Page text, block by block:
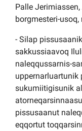
Palle
borgmesteri-
- Silap
sakkussiaavoq
naleqqussarnis-
uppernarluartunik
sukumiitigisunik
pissusaanut
eqqortut